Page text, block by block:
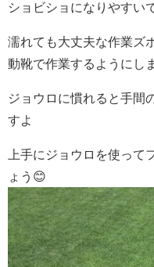
ショビショになりやすい
濡れても大丈夫な作業ズ
動靴で作業するようにし
ジョウロに慣れると手間
すよ
上手にジョウロを使って
ょう😊